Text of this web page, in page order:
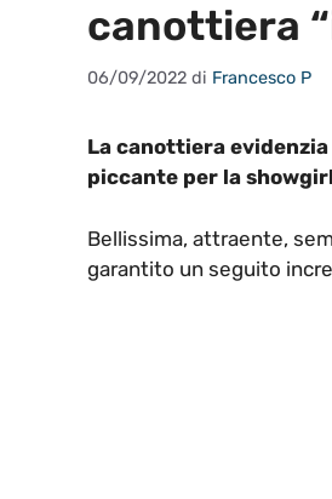
canottiera
06/09/2022 di Francesco P
La canottiera
piccante per la
Bellissima, attraente,
garantito un seguito